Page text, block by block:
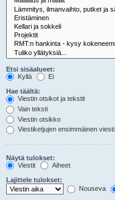
Etsi sisäalueet:
Kyllä
Ei
Hae täältä:
Viestin otsikot ja tekstit
Vain teksti
Viestin otsikko
Viestiketjujen ensimmäinen viesti
Näytä tulokset:
Viestit
Aiheet
Lajittele tulokset:
Nouseva